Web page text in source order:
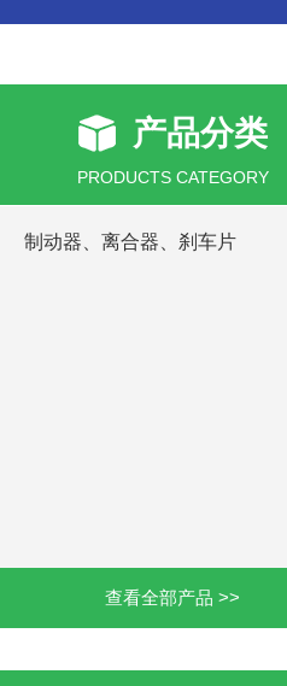
产品分类
PRODUCTS CATEGORY
制动器、离合器、刹车片
查看全部产品 >>